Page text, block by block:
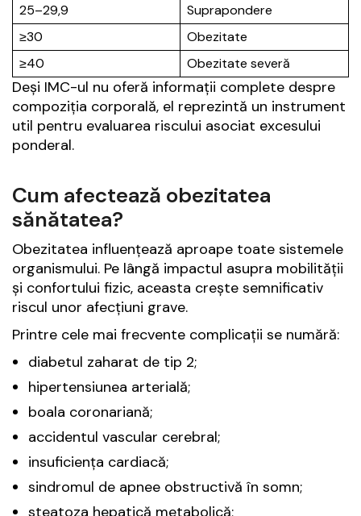
25–29,9
Suprapondere
≥30
Obezitate
≥40
Obezitate severă
Deși IMC-ul nu oferă informații complete despre
compoziția corporală, el reprezintă un instrument
util pentru evaluarea riscului asociat excesului
ponderal.
Cum afectează obezitatea
sănătatea?
Obezitatea influențează aproape toate sistemele
organismului. Pe lângă impactul asupra mobilității
și confortului fizic, aceasta crește semnificativ
riscul unor afecțiuni grave.
Printre cele mai frecvente complicații se numără:
diabetul zaharat de tip 2;
hipertensiunea arterială;
boala coronariană;
accidentul vascular cerebral;
insuficiența cardiacă;
sindromul de apnee obstructivă în somn;
steatoza hepatică metabolică;